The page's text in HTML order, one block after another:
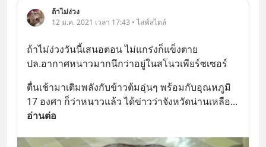
ถ้าไม่ง่วง
12 ม.ค. 2021 เวลา 17:43 • ไลฟ์สไตล์
ถ้าไม่ง่วงวันนี้เสนอตอน ไม่แกร่งก็แข็งตาย
ปล.อากาศหนาวมากนึกว่าอยู่ในสโนวเพียร์ซเซอร์
ตื่นเช้ามาเติมพลังกับข้าวต้มอุ่นๆ พร้อมกับอุณหภูมิ
17 องศา ก็ว่าหนาวแล้ว ได้ข่าวว่าจังหวัดน่านเหลือ
อ่านต่อ